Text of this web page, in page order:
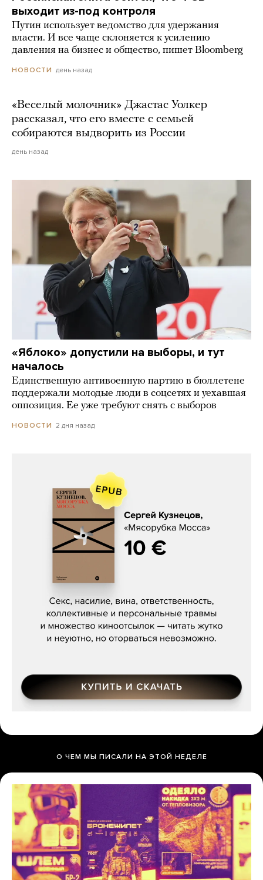
выходит из-под контроля
Путин использует ведомство для удержания
власти. И все чаще склоняется к усилению
давления на бизнес и общество, пишет Bloomberg
НОВОСТИ день назад
«Веселый молочник» Джастас Уолкер
рассказал, что его вместе с семьей
собираются выдворить из России
день назад
«Яблоко» допустили на выборы, и тут
началось
Единственную антивоенную партию в бюллетене
поддержали молодые люди в соцсетях и уехавшая
оппозиция. Ее уже требуют снять с выборов
НОВОСТИ 2 дня назад
Сергей Кузнецов, «Мясорубка
О ЧЕМ МЫ ПИСАЛИ НА ЭТОЙ НЕДЕЛЕ